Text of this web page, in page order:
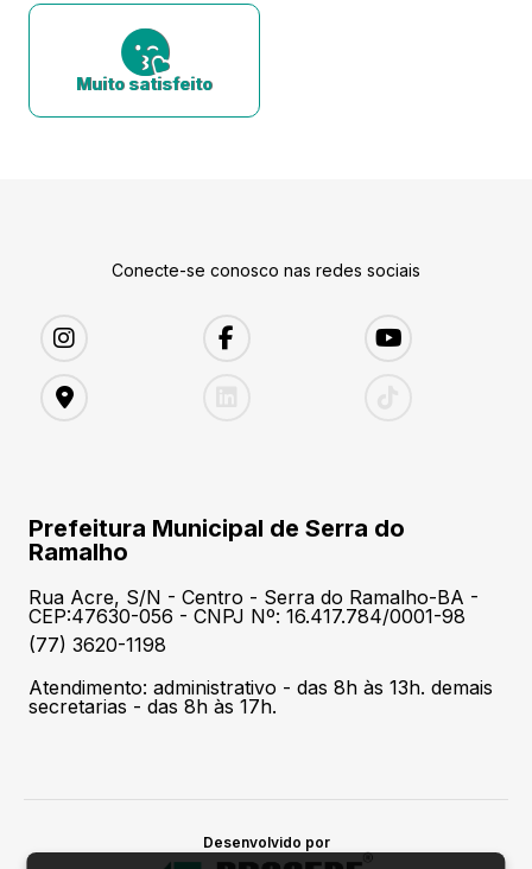
Muito satisfeito
Conecte-se conosco nas redes sociais
Prefeitura Municipal de Serra do
Ramalho
Rua Acre, S/N - Centro - Serra do Ramalho-BA -
CEP:47630-056 - CNPJ Nº: 16.417.784/0001-98
(77) 3620-1198
Atendimento: administrativo - das 8h às 13h. demais
secretarias - das 8h às 17h.
Desenvolvido por